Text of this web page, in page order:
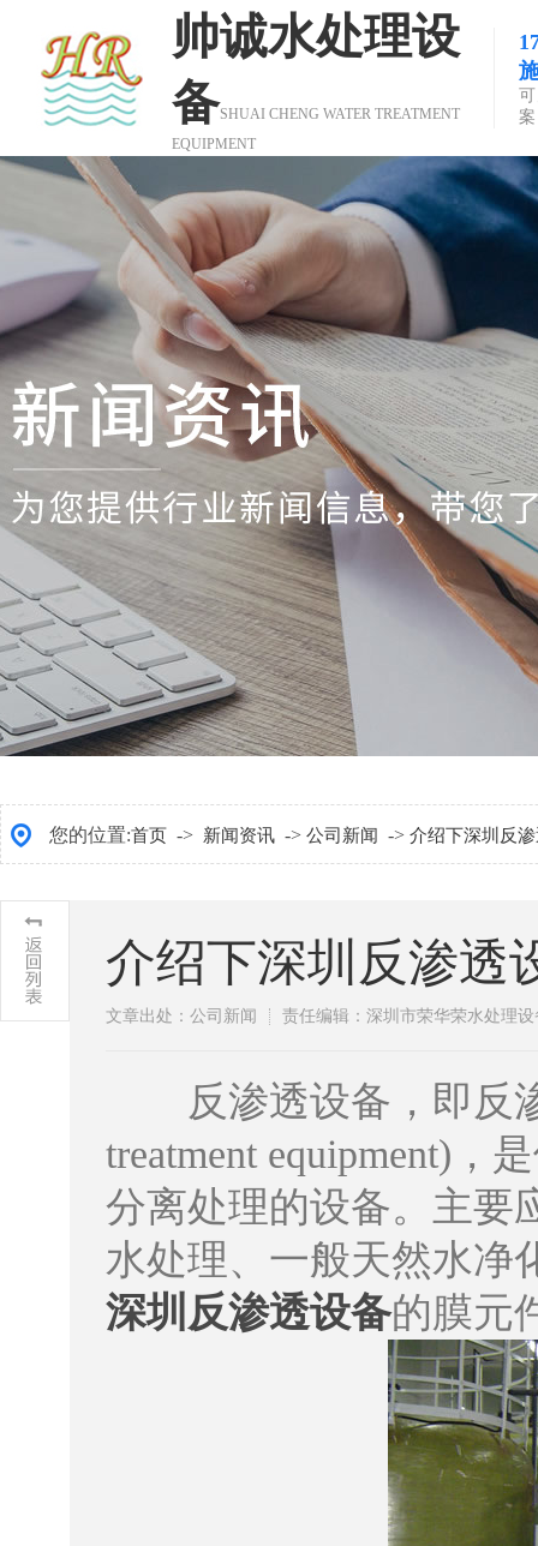
帅诚水处理设
备SHUAI CHENG WATER TREATMENT
EQUIPMENT
案
您的位置:首页 -> 新闻资讯 -> 公司新闻 -> 介绍下深圳反
介绍下深圳反渗透
文章出处：公司新闻 责任编辑：深圳市荣华荣水处理
反渗透设备，即反渗
treatment equipment)，
分离处理的设备。主要
水处理、一般天然水净
深圳反渗透设备的膜元